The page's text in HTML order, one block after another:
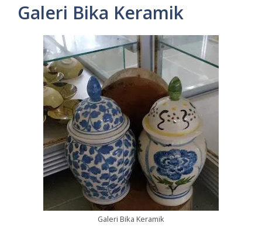
Galeri Bika Keramik
Galeri Bika Keramik